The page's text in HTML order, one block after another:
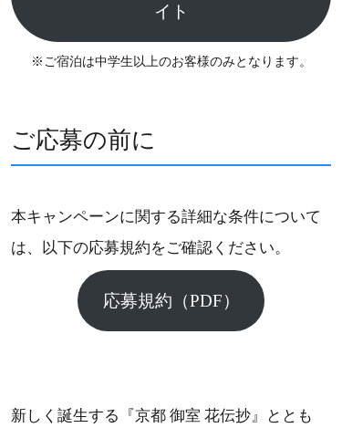
イト
※ご宿泊は中学生以上のお客様のみとなります。
ご応募の前に
本キャンペーンに関する詳細な条件について
は、以下の応募規約をご確認ください。
応募規約（PDF）
新しく誕生する『京都 御室 花伝抄』ととも